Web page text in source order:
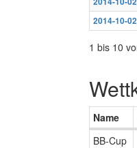
2014-10-02
1 bis 10
Name
BB-Cup